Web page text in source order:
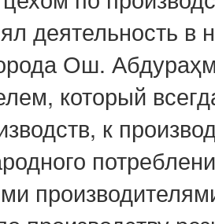
деятельность в
Ош.
который
к